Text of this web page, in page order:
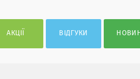
АКЦІЇ ВІДГУКИ